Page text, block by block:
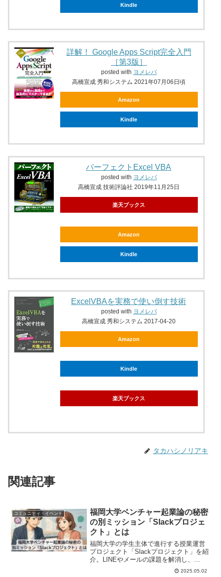
Kindle
詳解！ Google Apps Script完全入門
［第3版］
posted with ヨメレバ
高橋宣成 秀和システム 2021年07月06日頃
Amazon
Kindle
パーフェクトExcel VBA
posted with ヨメレバ
高橋宣成 技術評論社 2019年11月25日
楽天ブックス
Amazon
Kindle
ExcelVBAを実務で使い倒す技術
posted with ヨメレバ
高橋宣成 秀和システム 2017-04-20
Amazon
Kindle
楽天ブックス
タカハシノリアキ
関連記事
コミュニティ・イベント
福岡大学ベンチャー起業論の秘密
の別ミッション「Slackプロジェ
クト」とは
福岡大学の学生主体で進行する授業運営
プロジェクト「Slackプロジェクト」を紹
介。LINEやメールの課題を解消し、
Slack導入を通じて実践的な組織運営力を
2025.05.02